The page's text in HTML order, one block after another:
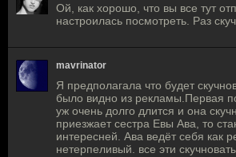
Ой, как хорошо, что вы все тут
настроилась посмотреть. Раз
mavrinator
Я предполагала что будет
было видно из рекламы.Первая
уж очень долго длится и она
приезжает сестра Евы Ава, то
интересней. Ава ведёт себя как
нетерпеливый. все эти